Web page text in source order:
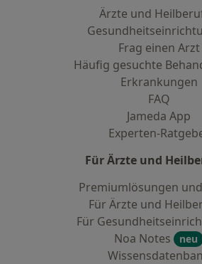
Ärzte und
Frag einen Arzt
Häufig gesuchte
Erkrankungen
FAQ
Jameda App
Experten-
Für Ärzte und
Premiumlösungen
Für Ärzte und
Für
Noa Notes
neu